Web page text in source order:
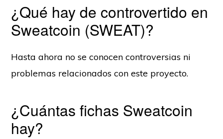
¿Qué hay de controvertido en
Sweatcoin (SWEAT)?
Hasta ahora no se conocen controversias ni
problemas relacionados con este proyecto.
¿Cuántas fichas Sweatcoin
hay?